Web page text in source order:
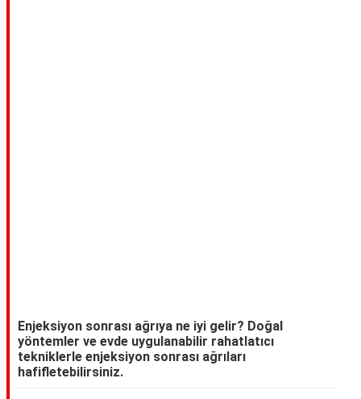
Enjeksiyon sonrası ağrıya ne iyi gelir? Doğal
yöntemler ve evde uygulanabilir rahatlatıcı
tekniklerle enjeksiyon sonrası ağrıları
hafifletebilirsiniz.